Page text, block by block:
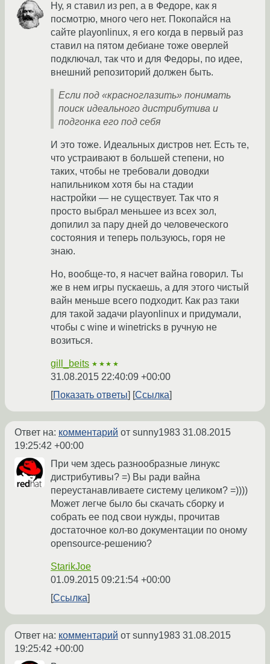
Ну, я ставил из реп, а в Федоре, как я
посмотрю, много чего нет. Покопайся на
сайте playonlinux, я его когда в первый раз
ставил на пятом дебиане тоже оверлей
подключал, так что и для Федоры, по идее,
внешний репозиторий должен быть.
Если под «красноглазить» понимать
поиск идеального дистрибутива и
подгонка его под себя
И это тоже. Идеальных дистров нет. Есть те,
что устраивают в большей степени, но
таких, чтобы не требовали доводки
напильником хотя бы на стадии
настройки — не существует. Так что я
просто выбрал меньшее из всех зол,
допилил за пару дней до человеческого
состояния и теперь пользуюсь, горя не
знаю.
Но, вообще-то, я насчет вайна говорил. Ты
же в нем игры пускаешь, а для этого чистый
вайн меньше всего подходит. Как раз таки
для такой задачи playonlinux и придумали,
чтобы с wine и winetricks в ручную не
возиться.
gill_beits ★★★★
31.08.2015 22:40:09 +00:00
Показать ответы
Ссылка
Ответ на: комментарий от sunny1983 31.08.2015
19:25:42 +00:00
При чем здесь разнообразные линукс
дистрибутивы? =) Вы ради вайна
переустанавливаете систему целиком? =))))
Может легче было бы скачать сборку и
собрать ее под свои нужды, прочитав
достаточное кол-во документации по оному
opensourсe-решению?
StarikJoe
01.09.2015 09:21:54 +00:00
Ссылка
Ответ на: комментарий от sunny1983 31.08.2015
19:25:42 +00:00